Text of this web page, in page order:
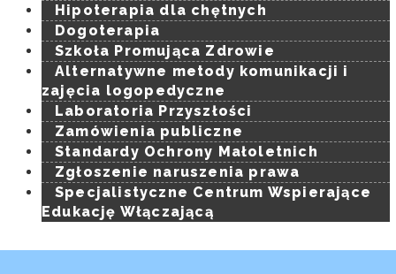
Hipoterapia dla chętnych
Dogoterapia
Szkoła Promująca Zdrowie
Alternatywne metody komunikacji i
zajęcia logopedyczne
Laboratoria Przyszłości
Zamówienia publiczne
Standardy Ochrony Małoletnich
Zgłoszenie naruszenia prawa
Specjalistyczne Centrum Wspierające
Edukację Włączającą